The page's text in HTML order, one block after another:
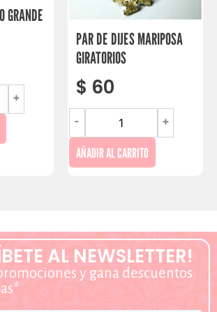
GRANDE
+
PAR DE DIJES MARIPOSA
GIRATORIOS
$ 60
- +
AÑADIR AL CARRITO
AL NEWSLETTER!
y gana descuentos